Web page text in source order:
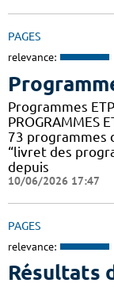
PAGES
relevance:
Programmes
PROGRAMMES
73 programmes
“livret des
depuis
10/06/2026 17:47
PAGES
relevance:
Résultats